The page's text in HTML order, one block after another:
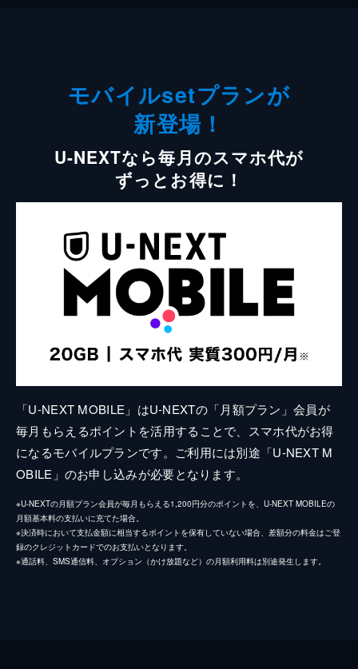
モバイルsetプランが
新登場！
U-NEXTなら毎月のスマホ代が
ずっとお得に！
「U-NEXT MOBILE」はU-NEXTの「月額プラン」会員が
毎月もらえるポイントを活用することで、スマホ代がお得
になるモバイルプランです。ご利用には別途「U-NEXT M
OBILE」のお申し込みが必要となります。
※U-NEXTの月額プラン会員が毎月もらえる1,200円分のポイントを、U-NEXT MOBILEの
月額基本料の支払いに充てた場合。
※決済時において支払金額に相当するポイントを保有していない場合、差額分の料金はご登
録のクレジットカードでのお支払いとなります。
※通話料、SMS通信料、オプション（かけ放題など）の月額利用料は別途発生します。